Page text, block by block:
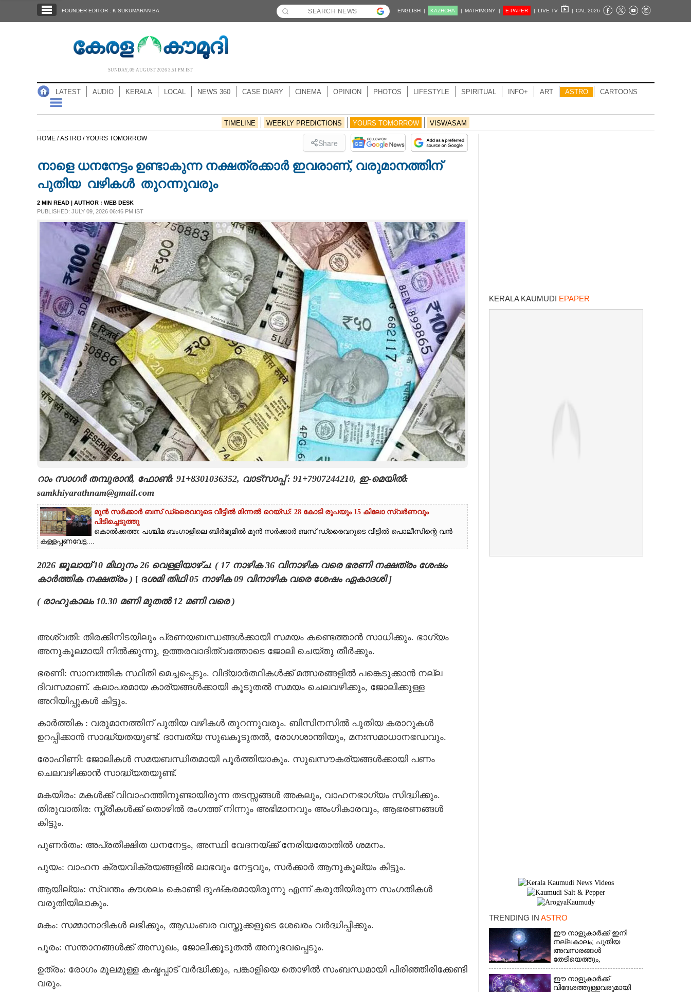
NOTIFIED NEWS
CASE DIARY
LIFESTYLE
SPIRITUAL
CARTOONS
LITERATURE
CONTACT US
FOUNDER EDITOR : K SUKUMARAN BA ENGLISH | KĀZHCHA | MATRIMONY | E-PAPER | LIVE TV | CAL 2026
SUNDAY, 09 AUGUST 2026 3.51 PM IST
LATEST AUDIO KERALA LOCAL NEWS 360 CASE DIARY CINEMA OPINION PHOTOS LIFESTYLE SPIRITUAL INFO+ ART ASTRO CARTOONS
TIMELINE WEEKLY PREDICTIONS YOURS TOMORROW VISWASAM
HOME /ASTRO /YOURS TOMORROW Share
നാളെ ധനനേട്ടം ഉണ്ടാകുന്ന നക്ഷത്രക്കാർ ഇവരാണ്,​ വരുമാനത്തിന്
പുതിയ വഴികൾ തുറന്നുവരും
2 MIN READ | AUTHOR : WEB DESK
PUBLISHED: JULY 09, 2026 06:46 PM IST
റാം സാഗർ തമ്പുരാൻ, ഫോൺ: 91+8301036352, വാട്സാപ്പ് : 91+7907244210, ഇ-മെയിൽ:
samkhiyarathnam@gmail.com
മുൻ സർക്കാർ ബസ് ഡ്രൈവറുടെ വീട്ടിൽ മിന്നൽ റെയ്ഡ്: 28 കോടി രൂപയും 15 കിലോ സ്വർണവും
പിടിച്ചെടുത്തു
കൊൽക്കത്ത: പശ്ചിമ ബംഗാളിലെ ബിർഭൂമിൽ മുൻ സർക്കാർ ബസ് ഡ്രൈവറുടെ വീട്ടിൽ പൊലീസിന്റെ വൻ
കള്ളപ്പണവേട്ട....
2026 ജൂലായ് 10 മിഥുനം 26 വെള്ളിയാഴ്ച. ( 17 നാഴിക 36 വിനാഴിക വരെ ഭരണി നക്ഷത്രം ശേഷം
കാർത്തിക നക്ഷത്രം ) [ ദശമി തിഥി 05 നാഴിക 09 വിനാഴിക വരെ ശേഷം ഏകാദശി ]
( രാഹുകാലം 10.30 മണി മുതൽ 12 മണി വരെ )
അശ്വതി: തിരക്കിനിടയിലും പ്രണയബന്ധങ്ങൾക്കായി സമയം കണ്ടെത്താൻ സാധിക്കും. ഭാഗ്യം
അനുകൂലമായി നിൽക്കുന്നു, ഉത്തരവാദിത്വത്തോടെ ജോലി ചെയ്തു തീർക്കും.
ഭരണി: സാമ്പത്തിക സ്ഥിതി മെച്ചപ്പെടും. വിദ്യാർത്ഥികൾക്ക് മത്സരങ്ങളിൽ പങ്കെടുക്കാൻ നല്ല
ദിവസമാണ്. കലാപരമായ കാര്യങ്ങൾക്കായി കൂടുതൽ സമയം ചെലവഴിക്കും, ജോലിക്കുള്ള
അറിയിപ്പുകൾ കിട്ടും.
കാർത്തിക : വരുമാനത്തിന് പുതിയ വഴികൾ തുറന്നുവരും. ബിസിനസിൽ പുതിയ കരാറുകൾ
ഉറപ്പിക്കാൻ സാദ്ധ്യതയുണ്ട്. ദാമ്പത്യ സുഖകൂടുതൽ, രോഗശാന്തിയും, മനഃസമാധാനഭഡവും.
രോഹിണി: ജോലികൾ സമയബന്ധിതമായി പൂർത്തിയാകും. സുഖസൗകര്യങ്ങൾക്കായി പണം
ചെലവഴിക്കാൻ സാദ്ധ്യതയുണ്ട്.
മകയിരം: മകൾക്ക് വിവാഹത്തിനുണ്ടായിരുന്ന തടസ്സങ്ങൾ അകലും, വാഹനഭാഗ്യം സിദ്ധിക്കും.
തിരുവാതിര: സ്ത്രീകൾക്ക് തൊഴിൽ രംഗത്ത് നിന്നും അഭിമാനവും അംഗീകാരവും, ആഭരണങ്ങൾ
കിട്ടും.
പുണർതം: അപ്രതീക്ഷിത ധനനേട്ടം, അസ്ഥി വേദനയ്ക്ക് നേരിയതോതിൽ ശമനം.
പുയം: വാഹന ക്രയവിക്രയങ്ങളിൽ ലാഭവും നേട്ടവും, സർക്കാർ ആനുകൂല്യം കിട്ടും.
ആയില്യം: സ്വന്തം കൗശലം കൊണ്ടി ദുഷ്‌കരമായിരുന്നു എന്ന് കരുതിയിരുന്ന സംഗതികൾ
വരുതിയിലാകും.
മകം: സമ്മാനാദികൾ ലഭിക്കും, ആഡംബര വസ്തുക്കളുടെ ശേഖരം വർദ്ധിപ്പിക്കും.
പൂരം: സന്താനങ്ങൾക്ക് അസുഖം, ജോലിക്കൂടുതൽ അനുഭവപ്പെടും.
ഉത്രം: രോഗം മൂലമുള്ള കഷ്ടപ്പാട് വർദ്ധിക്കും, പങ്കാളിയെ തൊഴിൽ സംബന്ധമായി പിരിഞ്ഞിരിക്കേണ്ടി
വരും.
KERALA KAUMUDI EPAPER
TRENDING IN ASTRO
ഈ നാളുകാർക്ക് ഇനി
നല്ലകാലം; പുതിയ
അവസരങ്ങൾ
തേടിയെത്തും,
സുഖാനുഭവങ്ങൾ
ഈ നാളുകാർക്ക്
വിദേശത്തുള്ളവരുമായി